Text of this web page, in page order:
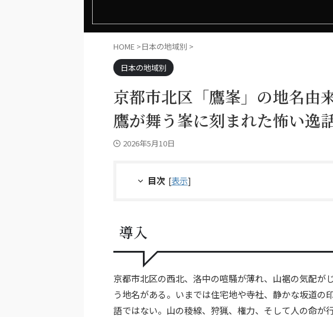
HOME >日本の地域別 >
日本の地域別
京都市北区「鷹峯」の地名由
鷹が舞う峯に刻まれた怖い逸
2026年5月10日
目次 [表示]
導入
京都市北区の西北、洛中の喧騒が薄れ、山裾の気配が
う地名がある。いまでは住宅地や寺社、静かな坂道の
語ではない。山の稜線、狩猟、権力、そして人の命が